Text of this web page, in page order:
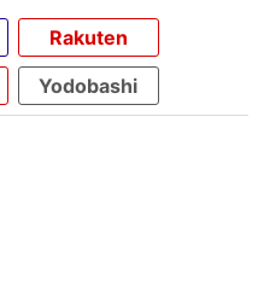
Rakuten
Yodobashi